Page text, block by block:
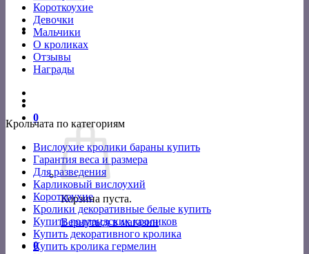
Короткоухие
Девочки
Мальчики
О кроликах
Отзывы
Награды
0
Корзина пуста.
Вернуться в магазин
0
Крольчата по категориям
Вислоухие кролики бараны купить
Гарантия веса и размера
Для разведения
Карликовый вислоухий
Короткоухие
Кролики декоративные белые купить
Купить голландских кроликов
Купить декоративного кролика
Купить кролика гермелин